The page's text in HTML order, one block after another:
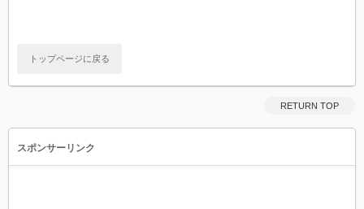
トップページに戻る
RETURN TOP
スポンサーリンク